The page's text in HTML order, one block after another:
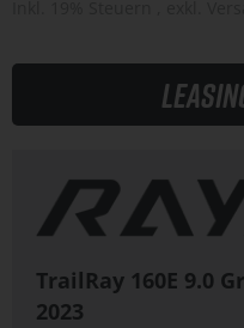
TrailRay 160E 9.0
2023